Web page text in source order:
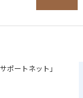
ポートネット」